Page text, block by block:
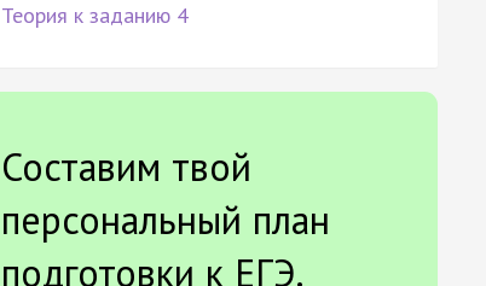
Теория к заданию 4
Составим твой
персональный план
подготовки к ЕГЭ.